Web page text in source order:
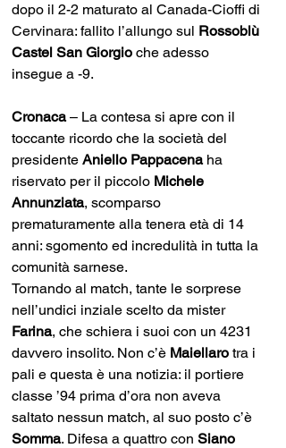
dopo il 2-2 maturato al Canada-Cioffi di
Cervinara: fallito l’allungo sul Rossoblù
Castel San Giorgio che adesso
insegue a -9.
Cronaca – La contesa si apre con il
toccante ricordo che la società del
presidente Aniello Pappacena ha
riservato per il piccolo Michele
Annunziata, scomparso
prematuramente alla tenera età di 14
anni: sgomento ed incredulità in tutta la
comunità sarnese.
Tornando al match, tante le sorprese
nell’undici inziale scelto da mister
Farina, che schiera i suoi con un 4231
davvero insolito. Non c’è Maiellaro tra i
pali e questa è una notizia: il portiere
classe ’94 prima d’ora non aveva
saltato nessun match, al suo posto c’è
Somma. Difesa a quattro con Siano